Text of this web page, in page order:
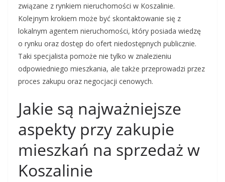
związane z rynkiem nieruchomości w Koszalinie.
Kolejnym krokiem może być skontaktowanie się z
lokalnym agentem nieruchomości, który posiada wiedzę
o rynku oraz dostęp do ofert niedostępnych publicznie.
Taki specjalista pomoże nie tylko w znalezieniu
odpowiedniego mieszkania, ale także przeprowadzi przez
proces zakupu oraz negocjacji cenowych.
Jakie są najważniejsze
aspekty przy zakupie
mieszkań na sprzedaż w
Koszalinie